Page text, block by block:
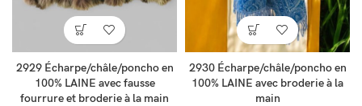
2929 Écharpe/châle/poncho en
100% LAINE avec fausse
fourrure et broderie à la main
2930 Écharpe/châle/poncho en
100% LAINE avec broderie à la
main